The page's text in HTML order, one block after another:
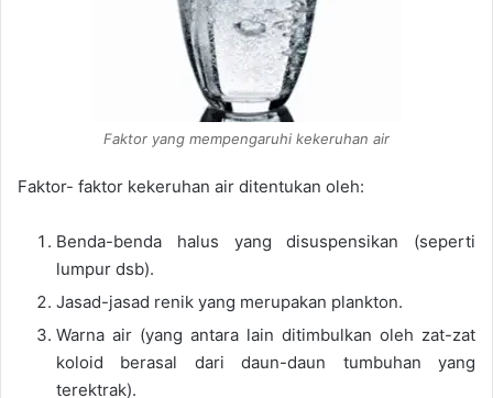
Faktor yang mempengaruhi kekeruhan air
Faktor- faktor kekeruhan air ditentukan oleh:
Benda-benda halus yang disuspensikan (seperti
lumpur dsb).
Jasad-jasad renik yang merupakan plankton.
Warna air (yang antara lain ditimbulkan oleh zat-zat
koloid berasal dari daun-daun tumbuhan yang
terektrak).